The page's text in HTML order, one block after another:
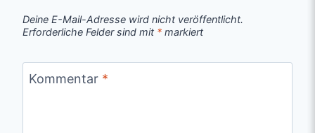
Deine E-Mail-Adresse wird nicht veröffentlicht.
Erforderliche Felder sind mit * markiert
Kommentar *